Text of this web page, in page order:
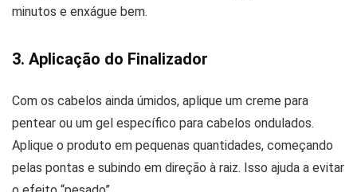
minutos e enxágue bem.
3. Aplicação do Finalizador
Com os cabelos ainda úmidos, aplique um creme para
pentear ou um gel específico para cabelos ondulados.
Aplique o produto em pequenas quantidades, começando
pelas pontas e subindo em direção à raiz. Isso ajuda a evitar